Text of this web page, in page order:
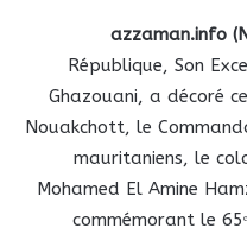
azzaman.info
République, Son
Ghazouani, a décoré
Nouakchott, le
mauritaniens, le
Mohamed El Amine
commémorant le